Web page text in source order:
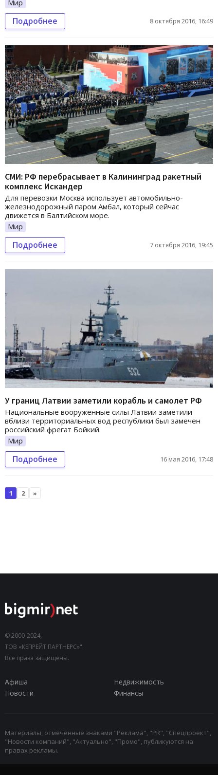
Мир
Подробнее 8 октября 2016, 16:49
СМИ: РФ перебрасывает в Калининград ракетный
комплекс Искандер
Для перевозки Москва использует автомобильно-
железнодорожный паром Амбал, который сейчас
движется в Балтийском море.
Мир
Подробнее 7 октября 2016, 19:45
У границ Латвии заметили корабль и самолет РФ
Национальные вооруженные силы Латвии заметили
вблизи территориальных вод республики был замечен
российский фрегат Бойкий.
Мир
Подробнее 16 мая 2016, 17:48
1 2 »
© 2000-2024,
ТОВ «КЕПРЕЙТ ПАРТНЕРС»".
Все права защищены.
Афиша
Недвижимость
Новости
Финансы
Материалы, отмеченные знаками "Реклама", "PR", "Спецпроект",
"Новости компаний", "Актуально", "Промо", публикуются на
правах рекламы.